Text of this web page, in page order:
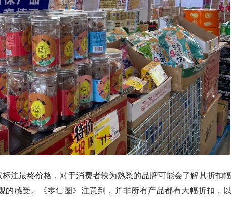
注最终价格，对于消费者较为熟悉的品牌可能会了解其折扣幅
的感受。《零售圈》注意到，并非所有产品都有大幅折扣，以